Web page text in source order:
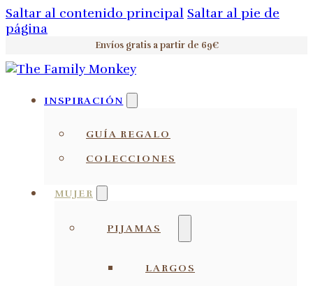
Saltar al contenido principal Saltar al pie de
página
Envíos gratis a partir de 69€
INSPIRACIÓN
GUÍA REGALO
COLECCIONES
MUJER
PIJAMAS
LARGOS